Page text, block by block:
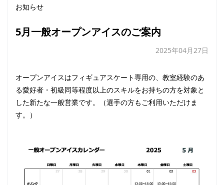
5月一般オープンアイスのご案内
2025年04月27日
お知らせ
オープンアイスはフィギュアスケート専用の、教室経験のあ
る愛好者・初級同等程度以上のスキルをお持ちの方を対象と
した新たな一般営業です。（選手の方もご利用いただけま
す。）